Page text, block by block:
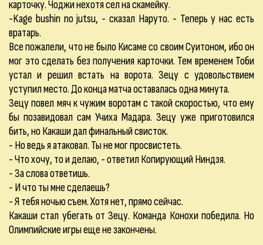
карточку. Чоджи нехотя сел на скамейку.
-Kage bushin no jutsu, - сказал Наруто. - Теперь у нас есть
вратарь.
Все пожалели, что не было Кисаме со своим Суитоном, ибо он
мог это сделать без получения карточки. Тем временем Тоби
устал и решил встать на ворота. Зецу с удовольствием
уступил место. До конца матча оставалась одна минута.
Зецу повел мяч к чужим воротам с такой скоростью, что ему
бы позавидовал сам Учиха Мадара. Зецу уже приготовился
бить, но Какаши дал финальный свисток.
- Но ведь я атаковал. Ты не мог просвистеть.
- Что хочу, то и делаю, - ответил Копирующий Ниндзя.
- За слова ответишь.
- И что ты мне сделаешь?
- Я тебя ночью съем. Хотя нет, прямо сейчас.
Какаши стал убегать от Зецу. Команда Конохи победила. Но
Олимпийские игры еще не закончены.